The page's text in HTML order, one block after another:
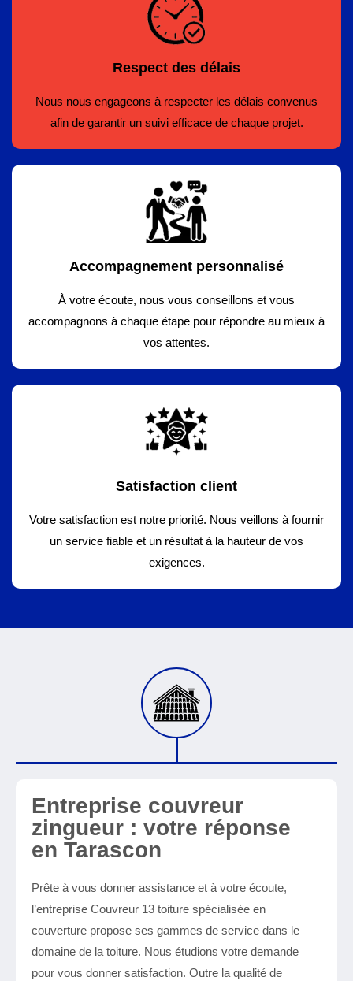
Respect des délais
Nous nous engageons à respecter les délais convenus
afin de garantir un suivi efficace de chaque projet.
Accompagnement personnalisé
À votre écoute, nous vous conseillons et vous
accompagnons à chaque étape pour répondre au mieux à
vos attentes.
Satisfaction client
Votre satisfaction est notre priorité. Nous veillons à fournir
un service fiable et un résultat à la hauteur de vos
exigences.
Entreprise couvreur
zingueur : votre réponse
en Tarascon
Prête à vous donner assistance et à votre écoute,
l’entreprise Couvreur 13 toiture spécialisée en
couverture propose ses gammes de service dans le
domaine de la toiture. Nous étudions votre demande
pour vous donner satisfaction. Outre la qualité de